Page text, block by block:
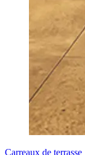
Carreaux de terrasse